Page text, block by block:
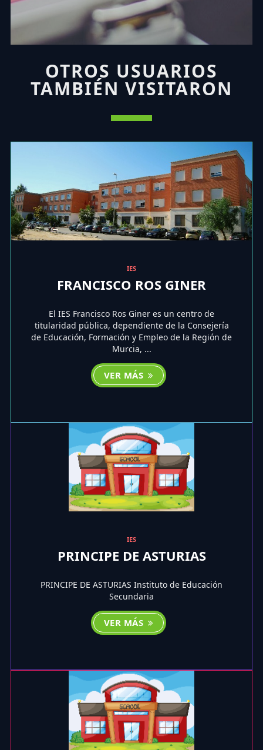
OTROS USUARIOS
TAMBIÉN VISITARON
IES
FRANCISCO ROS GINER
El IES Francisco Ros Giner es un centro de
titularidad pública, dependiente de la Consejería
de Educación, Formación y Empleo de la Región de
Murcia, ...
VER MÁS
IES
PRINCIPE DE ASTURIAS
PRINCIPE DE ASTURIAS Instituto de Educación
Secundaria
VER MÁS